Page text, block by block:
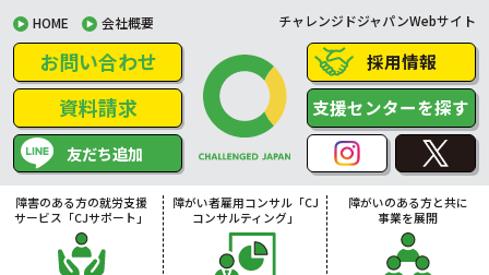
HOME 会社概要 チャレンジドジャパンWebサイト
お問い合わせ
資料請求
友だち追加
採用情報
支援センターを探す
障害のある方の就労支援
サービス「CJサポート」
障がい者雇用コンサル「CJ
コンサルティング」
障がいのある方と共に
事業を展開